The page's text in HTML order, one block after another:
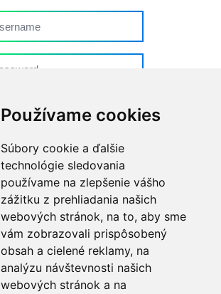
Používame cookies
Súbory cookie a ďalšie
technológie sledovania
používame na zlepšenie vášho
zážitku z prehliadania našich
webových stránok, na to, aby sme
vám zobrazovali prispôsobený
obsah a cielené reklamy, na
analýzu návštevnosti našich
webových stránok a na
Forgot password?